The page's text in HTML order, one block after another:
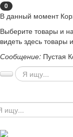
0
В данный момент
Выберите товары и
видеть здесь
Сообщение: Пустая